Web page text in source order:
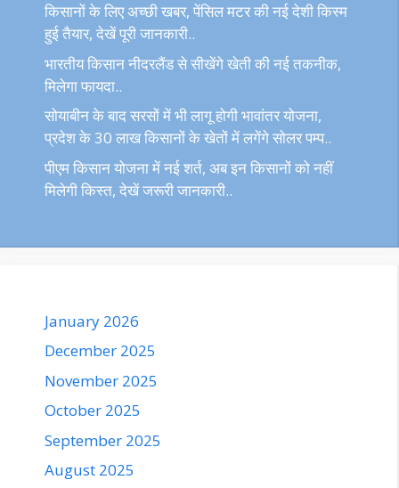
किसानों के लिए अच्छी खबर, पेंसिल मटर की नई देशी किस्म
हुई तैयार, देखें पूरी जानकारी..
भारतीय किसान नीदरलैंड से सीखेंगे खेती की नई तकनीक,
मिलेगा फायदा..
सोयाबीन के बाद सरसों में भी लागू होगी भावांतर योजना,
प्रदेश के 30 लाख किसानों के खेतों में लगेंगे सोलर पम्प..
पीएम किसान योजना में नई शर्त, अब इन किसानों को नहीं
मिलेगी किस्त, देखें जरूरी जानकारी..
January 2026
December 2025
November 2025
October 2025
September 2025
August 2025